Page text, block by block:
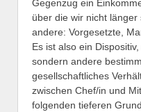
Gegenzug ein
über die wir nicht
andere: Vorgesetzte,
Es ist also ein
sondern andere
gesellschaftliches
zwischen Chef/in und
folgenden tieferen